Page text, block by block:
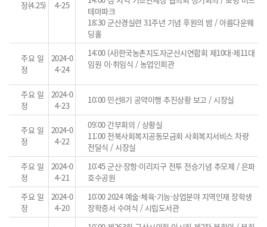
정(4.25)
4-25
테마파크
18:30 군산경실련 31주년 기념 후원의 밤 / 아름다운웨
딩홀
주요 일
정
2024-0
4-24
14:00 (사)한국농촌지도자군산시연합회 제10대·제11대
임원 이·취임식 / 농업인회관
주요 일
정
2024-0
4-23
10:00 민선8기 공약이행 추진상황 보고 / 시장실
주요 일
정
2024-0
4-22
09:00 간부회의 / 상황실
11:00 전북사회복지공동모금회 사회복지서비스 차량
전달식 / 시장실
주요 일
정
2024-0
4-21
10:45 군산·장항·이리지구 전투 전승기념 추모제 / 은파
호수공원
주요 일
정
2024-0
4-20
10:00 2024 예술·체육·기능·상업분야 지역인재 장학생
장학증서 수여식 / 시립도서관